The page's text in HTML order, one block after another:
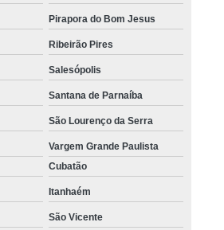
Pirapora do Bom Jesus
Ribeirão Pires
Salesópolis
Santana de Parnaíba
São Lourenço da Serra
Vargem Grande Paulista
Cubatão
Itanhaém
São Vicente